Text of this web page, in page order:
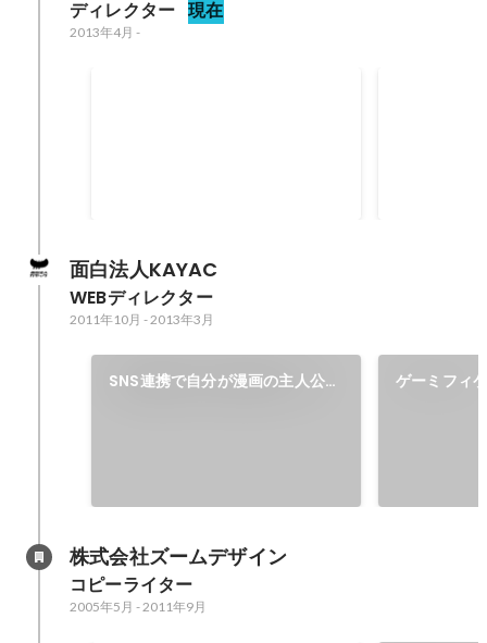
ディレクター 現在
2013年4月 -
面白法人KAYAC
WEBディレクター
2011年10月 -2013年3月
SNS連携で自分が漫画の主人公に
ゲーミフィ
株式会社ズームデザイン
コピーライター
2005年5月 -2011年9月